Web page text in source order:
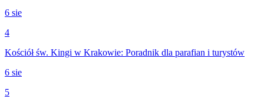
6 sie
4
Kościół św. Kingi w Krakowie: Poradnik dla parafian i turystów
6 sie
5